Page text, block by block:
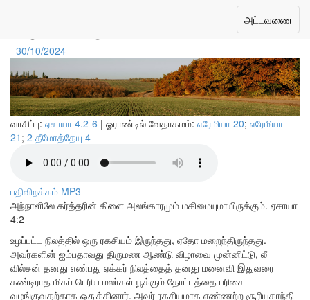
Toggle
navigation
அட்டவணை
30/10/2024
வாசிப்பு: ஏசாயா 4.2-6 | ஓராண்டில் வேதாகமம்: எரேமியா 20; எரேமியா
21 ; 2 தீமோத்தேயு 4
பதிவிறக்கம் MP3
அந்நாளிலே கர்த்தரின் கிளை அலங்காரமும் மகிமையுமாயிருக்கும். ஏசாயா
4:2
உழப்பட்ட நிலத்தில் ஒரு ரகசியம் இருந்தது, ஏதோ மறைந்திருந்தது.
அவர்களின் ஐம்பதாவது திருமண ஆண்டு விழாவை முன்னிட்டு, லீ
வில்சன் தனது எண்பது ஏக்கர் நிலத்தைத் தனது மனைவி இதுவரை
கண்டிராத மிகப் பெரிய மலா்கள் பூக்கும் தோட்டத்தை பரிசை
வழங்குவதற்காக ஒதுக்கினார். அவர் ரகசியமாக எண்ணற்ற சூரியகாந்தி